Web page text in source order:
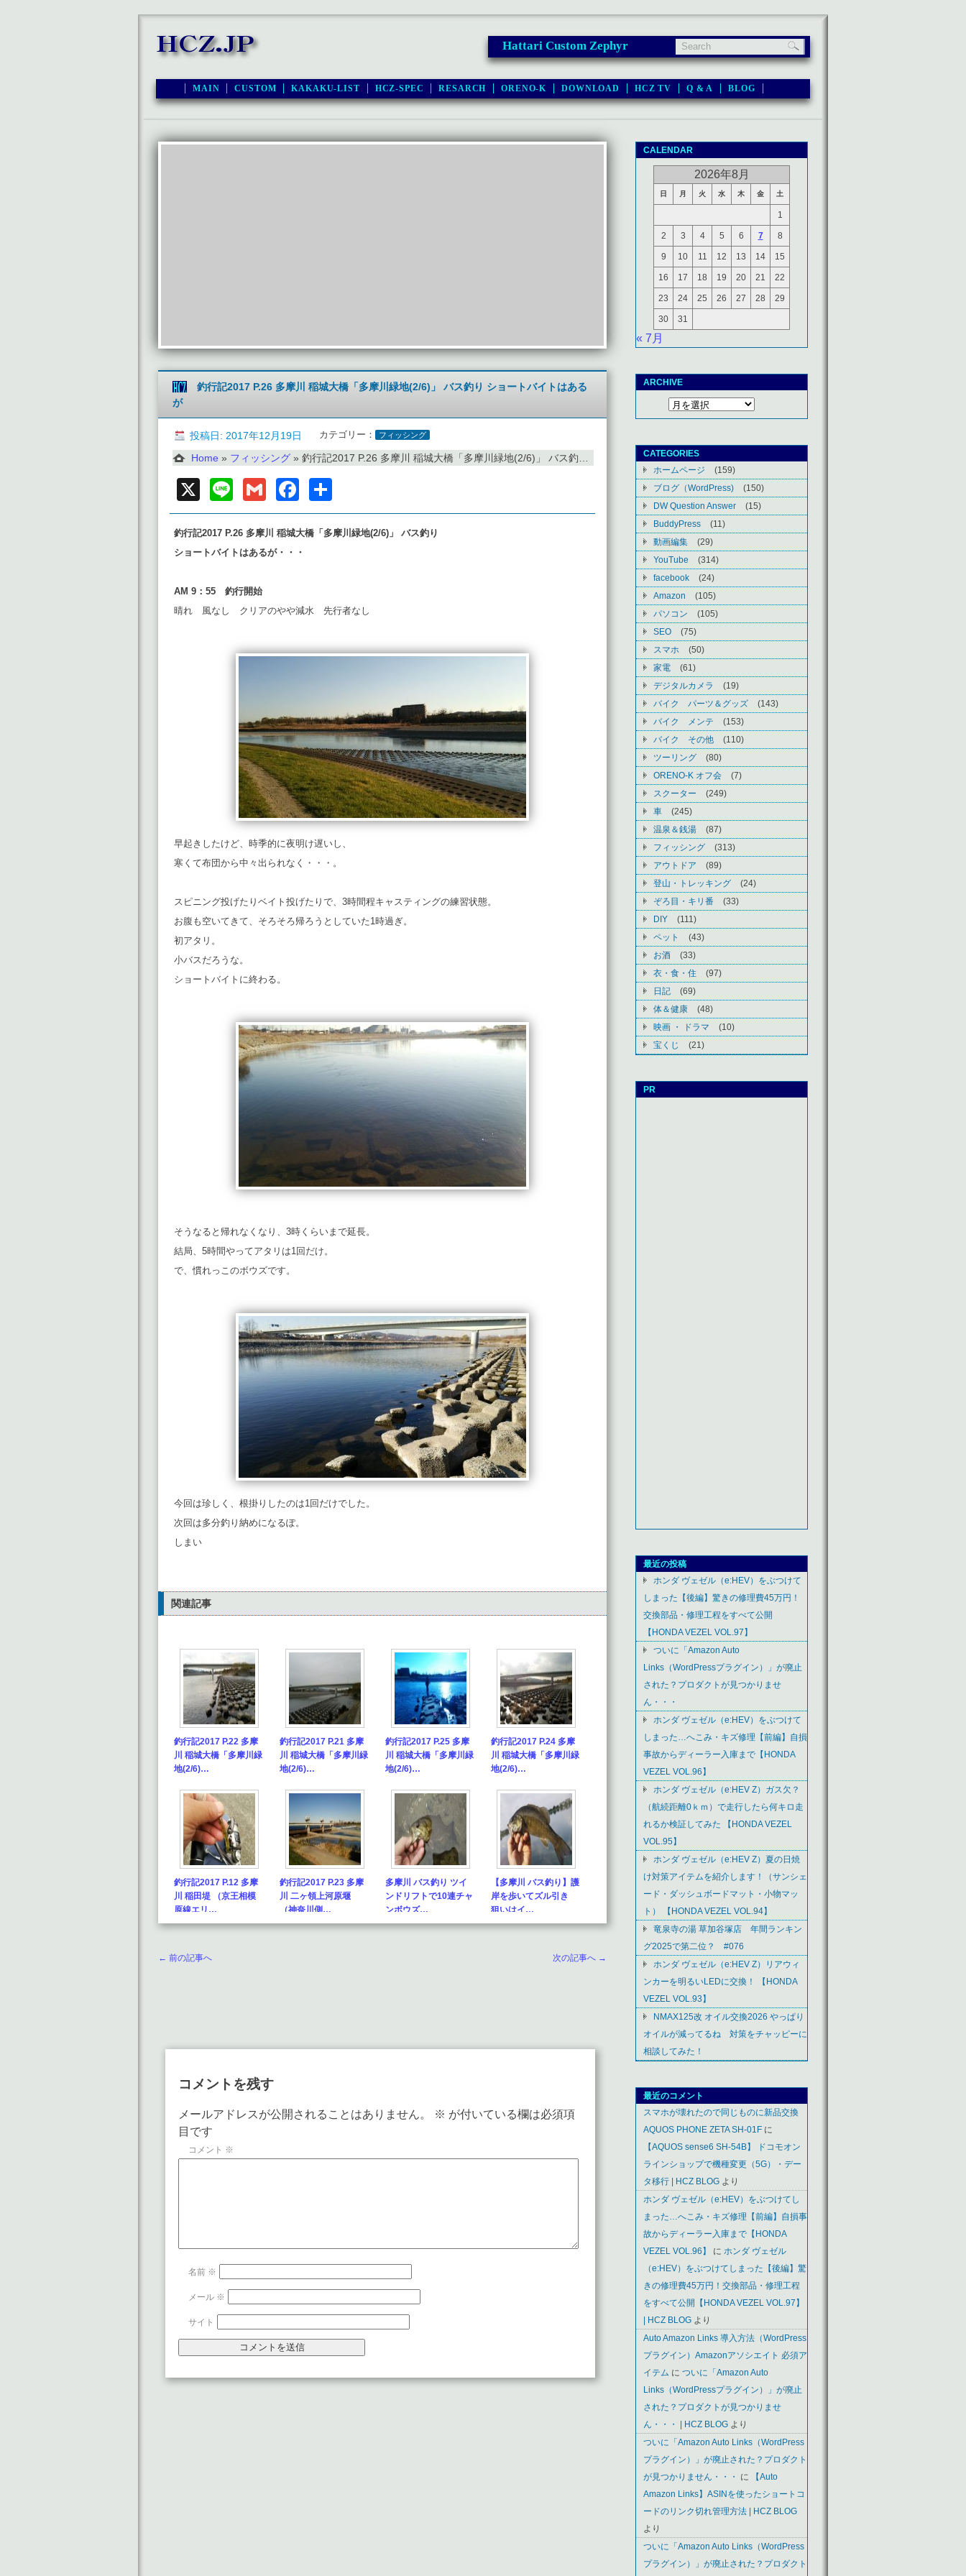
Hattari Custom Zephyr
MAIN CUSTOM KAKAKU-LIST HCZ-SPEC RESARCH ORENO-K DOWNLOAD HCZ TV Q & A BLOG
釣行記2017 P.26 多摩川 稲城大橋「多摩川緑地(2/6)」 バス釣り ショートバイトはある
が
投稿日: 2017年12月19日 カテゴリー： フィッシング
Home » フィッシング » 釣行記2017 P.26 多摩川 稲城大橋「多摩川緑地(2/6)」 バス釣り ショートバイトはあるが
X Line GmailFacebook
有
釣行記2017 P.26 多摩川 稲城大橋「多摩川緑地(2/6)」 バス釣り
ショートバイトはあるが・・・
AM 9：55 釣行開始
晴れ 風なし クリアのやや減水 先行者なし
早起きしたけど、時季的に夜明け遅いし、
寒くて布団から中々出られなく・・・。
スピニング投げたりベイト投げたりで、3時間程キャスティングの練習状態。
お腹も空いてきて、そろそろ帰ろうとしていた1時過ぎ。
初アタリ。
小バスだろうな。
ショートバイトに終わる。
そうなると帰れなくなり、3時くらいまで延長。
結局、5時間やってアタリは1回だけ。
で、慣れっこのボウズです。
今回は珍しく、根掛りしたのは1回だけでした。
次回は多分釣り納めになるぽ。
しまい
関連記事
釣行記2017 P.22 多摩
川 稲城大橋「多摩川緑
地(2/6)…
釣行記2017 P.21 多摩
川 稲城大橋「多摩川緑
地(2/6)…
釣行記2017 P.25 多摩
川 稲城大橋「多摩川緑
地(2/6)…
釣行記2017 P.24 多摩
川 稲城大橋「多摩川緑
地(2/6)…
釣行記2017 P.12 多摩
川 稲田堤 （京王相模
原線エリ…
釣行記2017 P.23 多摩
川 二ヶ領上河原堰
（神奈川側…
多摩川 バス釣り ツイ
ンドリフトで10連チャ
ンボウズ…
【多摩川 バス釣り】護
岸を歩いてズル引き
狙いはイ…
← 前の記事へ 次の記事へ →
コメントを残す
メールアドレスが公開されることはありません。 ※ が付いている欄は必須項
目です
コメント ※
名前 ※
メール ※
サイト
CALENDAR
2026年8月
日 月 火 水 木 金 土
1
2 3 4 5 6 7 8
9 10 11 12 13 14 15
16 17 18 19 20 21 22
23 24 25 26 27 28 29
30 31
« 7月
ARCHIVE
CATEGORIES
ホームページ
(159)
ブログ（WordPress)
(150)
DW Question Answer
(15)
BuddyPress
(11)
動画編集
(29)
YouTube
(314)
facebook
(24)
Amazon
(105)
パソコン
(105)
SEO
(75)
スマホ
(50)
家電
(61)
デジタルカメラ
(19)
バイク パーツ＆グッズ
(143)
バイク メンテ
(153)
バイク その他
(110)
ツーリング
(80)
ORENO-K オフ会
(7)
スクーター
(249)
車
(245)
温泉＆銭湯
(87)
フィッシング
(313)
アウトドア
(89)
登山・トレッキング
(24)
ぞろ目・キリ番
(33)
DIY
(111)
ペット
(43)
お酒
(33)
衣・食・住
(97)
日記
(69)
体＆健康
(48)
映画 ・ ドラマ
(10)
宝くじ
(21)
PR
最近の投稿
ホンダ ヴェゼル（e:HEV）をぶつけて
しまった【後編】驚きの修理費45万円！
交換部品・修理工程をすべて公開
【HONDA VEZEL VOL.97】
ついに「Amazon Auto
Links（WordPressプラグイン）」が廃止
された？プロダクトが見つかりませ
ん・・・
ホンダ ヴェゼル（e:HEV）をぶつけて
しまった…へこみ・キズ修理【前編】自損
事故からディーラー入庫まで【HONDA
VEZEL VOL.96】
ホンダ ヴェゼル（e:HEV Z）ガス欠？
（航続距離0ｋｍ）で走行したら何キロ走
れるか検証してみた 【HONDA VEZEL
VOL.95】
ホンダ ヴェゼル（e:HEV Z）夏の日焼
け対策アイテムを紹介します！（サンシェ
ード・ダッシュボードマット・小物マッ
ト） 【HONDA VEZEL VOL.94】
竜泉寺の湯 草加谷塚店 年間ランキン
グ2025で第二位？ #076
ホンダ ヴェゼル（e:HEV Z）リアウィ
ンカーを明るいLEDに交換！ 【HONDA
VEZEL VOL.93】
NMAX125改 オイル交換2026 やっぱり
オイルが減ってるね 対策をチャッピーに
相談してみた！
最近のコメント
スマホが壊れたので同じものに新品交換
AQUOS PHONE ZETA SH-01F に
【AQUOS sense6 SH-54B】 ドコモオン
ラインショップで機種変更（5G）・デー
タ移行 | HCZ BLOG より
ホンダ ヴェゼル（e:HEV）をぶつけてし
まった…へこみ・キズ修理【前編】自損事
故からディーラー入庫まで【HONDA
VEZEL VOL.96】
に ホンダ ヴェゼル
（e:HEV）をぶつけてしまった【後編】驚
きの修理費45万円！交換部品・修理工程
をすべて公開【HONDA VEZEL VOL.97】
| HCZ BLOG より
Auto Amazon Links 導入方法（WordPress
プラグイン）Amazonアソシエイト 必須ア
イテム に ついに「Amazon Auto
Links（WordPressプラグイン）」が廃止
された？プロダクトが見つかりませ
ん・・・ | HCZ BLOG より
ついに「Amazon Auto Links（WordPress
プラグイン）」が廃止された？プロダクト
が見つかりません・・・
に
【Auto
Amazon Links】ASINを使ったショートコ
ードのリンク切れ管理方法 | HCZ BLOG
より
ついに「Amazon Auto Links（WordPress
プラグイン）」が廃止された？プロダクト